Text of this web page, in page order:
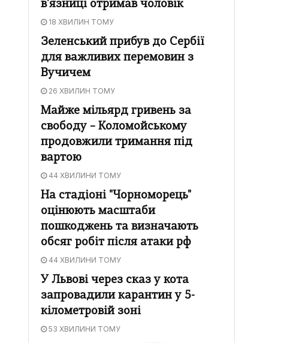
в'язниці отримав чоловік
18 ХВИЛИН ТОМУ
Зеленський прибув до Сербії
для важливих перемовин з
Вучичем
26 ХВИЛИН ТОМУ
Майже мільярд гривень за
свободу – Коломойському
продовжили тримання під
вартою
44 ХВИЛИНИ ТОМУ
На стадіоні "Чорноморець"
оцінюють масштаби
пошкоджень та визначають
обсяг робіт після атаки рф
44 ХВИЛИНИ ТОМУ
У Львові через сказ у кота
запровадили карантин у 5-
кілометровій зоні
53 ХВИЛИНИ ТОМУ